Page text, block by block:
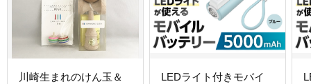
川崎生まれのけん玉＆
LEDライト付きモバイ